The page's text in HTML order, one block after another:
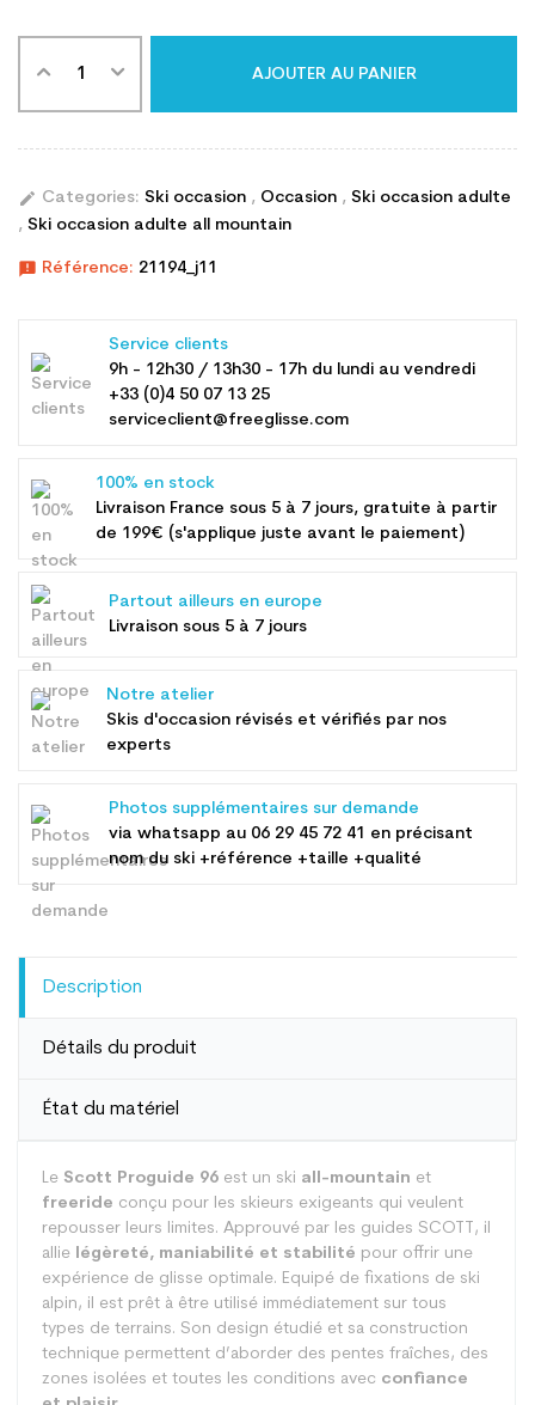
AJOUTER AU PANIER
edit Categories: Ski occasion , Occasion , Ski occasion adulte
, Ski occasion adulte all mountain
announcement Référence: 21194_j11
Service clients
9h - 12h30 / 13h30 - 17h du lundi au vendredi
+33 (0)4 50 07 13 25
serviceclient@freeglisse.com
100% en stock
Livraison France sous 5 à 7 jours, gratuite à partir
de 199€ (s'applique juste avant le paiement)
Partout ailleurs en europe
Livraison sous 5 à 7 jours
Notre atelier
Skis d'occasion révisés et vérifiés par nos
experts
Photos supplémentaires sur demande
via whatsapp au 06 29 45 72 41 en précisant
nom du ski +référence +taille +qualité
Description
Détails du produit
État du matériel
Le Scott Proguide 96 est un ski all-mountain et
freeride conçu pour les skieurs exigeants qui veulent
repousser leurs limites. Approuvé par les guides SCOTT, il
allie légèreté, maniabilité et stabilité pour offrir une
expérience de glisse optimale. Equipé de fixations de ski
alpin, il est prêt à être utilisé immédiatement sur tous
types de terrains. Son design étudié et sa construction
technique permettent d’aborder des pentes fraîches, des
zones isolées et toutes les conditions avec confiance